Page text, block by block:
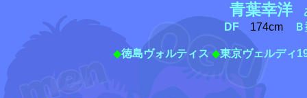
青葉幸洋
DF 174cm
◆徳島ヴォルティス ◆東京ヴェルディ